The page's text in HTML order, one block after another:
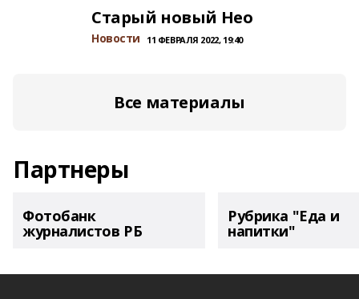
Старый новый Нео
Новости 11 ФЕВРАЛЯ 2022, 19:40
Все материалы
Партнеры
Фотобанк
журналистов РБ
Рубрика "Еда и
напитки"